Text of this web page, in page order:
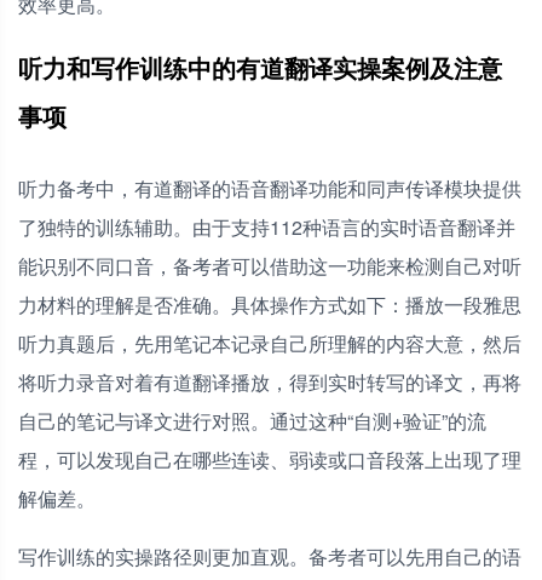
听力和写作训练中的有道翻译实操案例及注意
事项
听力备考中，有道翻译的语音翻译功能和同声传译模块提供
了独特的训练辅助。由于支持112种语言的实时语音翻译并
能识别不同口音，备考者可以借助这一功能来检测自己对听
力材料的理解是否准确。具体操作方式如下：播放一段雅思
听力真题后，先用笔记本记录自己所理解的内容大意，然后
将听力录音对着有道翻译播放，得到实时转写的译文，再将
自己的笔记与译文进行对照。通过这种“自测+验证”的流
程，可以发现自己在哪些连读、弱读或口音段落上出现了理
解偏差。
写作训练的实操路径则更加直观。备考者可以先用自己的语